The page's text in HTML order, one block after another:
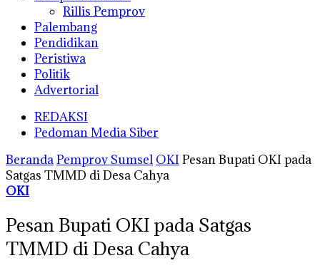
Rillis Pemprov
Palembang
Pendidikan
Peristiwa
Politik
Advertorial
REDAKSI
Pedoman Media Siber
BerandaPemprov Sumsel OKI Pesan Bupati OKI pada
Satgas TMMD di Desa Cahya
OKI
Pesan Bupati OKI pada Satgas
TMMD di Desa Cahya